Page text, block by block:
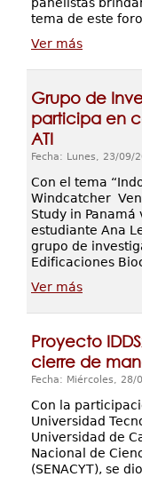
tema de este
Ver más
Grupo de
participa en
ATI
Fecha: Lunes, 23/09/
Con el tema
Windcatcher
Study in Panamá
estudiante Ana
grupo de
Edificaciones
Ver más
Proyecto
cierre de
Fecha: Miércoles, 28/
Con la
Universidad
Universidad de
Nacional de
(SENACYT), se